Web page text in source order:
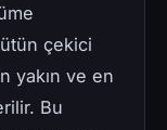
çekici
yakın ve en
Bu